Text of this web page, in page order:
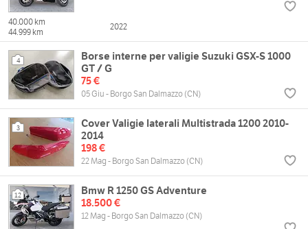
40.000 km
44.999 km
2022
4
Borse interne per valigie Suzuki GSX-S 1000
GT / G
75 €
05 Giu - Borgo San Dalmazzo (CN)
3
Cover Valigie laterali Multistrada 1200 2010-
2014
198 €
22 Mag - Borgo San Dalmazzo (CN)
12
Bmw R 1250 GS Adventure
18.500 €
12 Mag - Borgo San Dalmazzo (CN)